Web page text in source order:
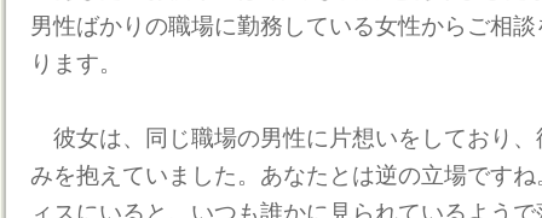
男性ばかりの職場に勤務している女性からご相
ります。
彼女は、同じ職場の男性に片想いをしており
みを抱えていました。あなたとは逆の立場です
ィスにいると、いつも誰かに見られているよう